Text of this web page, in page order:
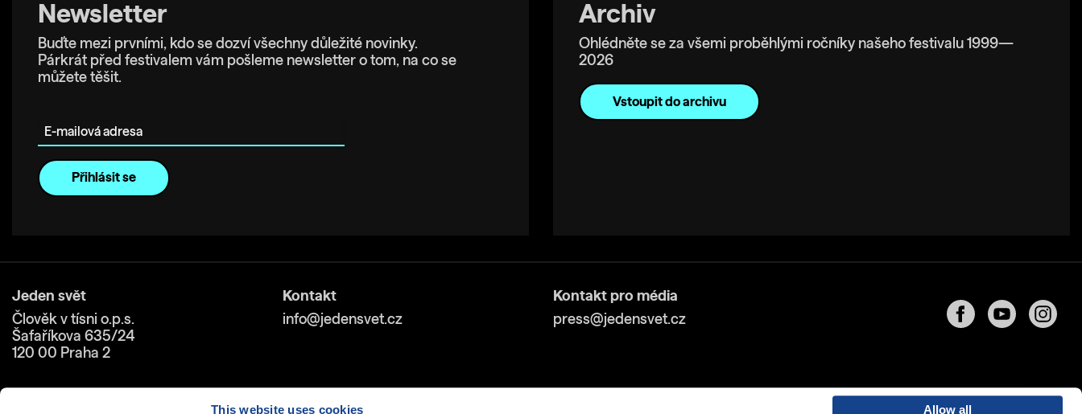
This website uses cookies Allow all
Newsletter
Buďte mezi prvními, kdo se dozví všechny důležité novinky.
Párkrát před festivalem vám pošleme newsletter o tom, na co se
můžete těšit.
Archiv
Ohlédněte se za všemi proběhlými ročníky našeho festivalu 1999—
2026
Vstoupit do archivu
Jeden svět
Člověk v tísni o.p.s.
Šafaříkova 635/24
120 00 Praha 2
Kontakt
info@jedensvet.cz
Kontakt pro média
press@jedensvet.cz